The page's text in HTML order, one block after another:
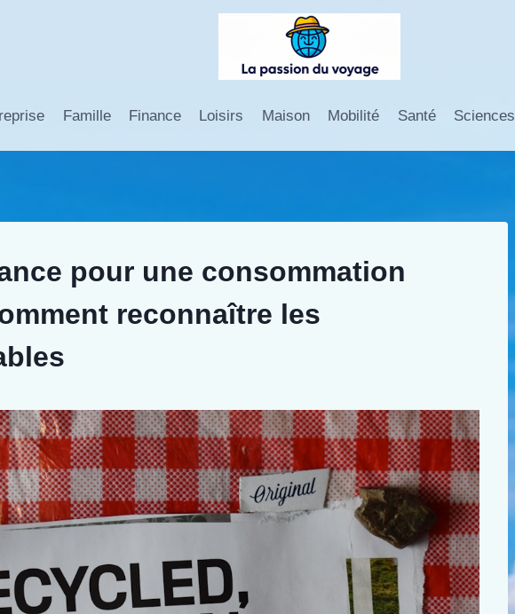
Famille Finance Loisirs Maison Mobilité Santé Sciences
pour une consommation
reconnaître les